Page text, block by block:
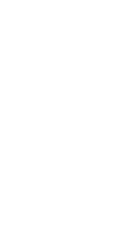
aberta e
para
tudo que esse